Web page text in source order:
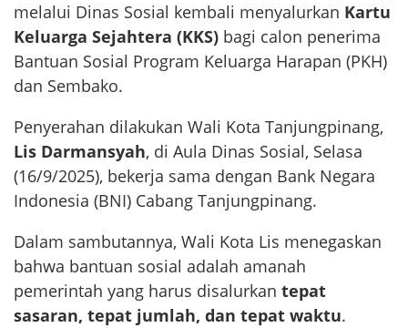
melalui Dinas Sosial kembali menyalurkan Kartu
Keluarga Sejahtera (KKS) bagi calon penerima
Bantuan Sosial Program Keluarga Harapan (PKH)
dan Sembako.
Penyerahan dilakukan Wali Kota Tanjungpinang,
Lis Darmansyah, di Aula Dinas Sosial, Selasa
(16/9/2025), bekerja sama dengan Bank Negara
Indonesia (BNI) Cabang Tanjungpinang.
Dalam sambutannya, Wali Kota Lis menegaskan
bahwa bantuan sosial adalah amanah
pemerintah yang harus disalurkan tepat
sasaran, tepat jumlah, dan tepat waktu.